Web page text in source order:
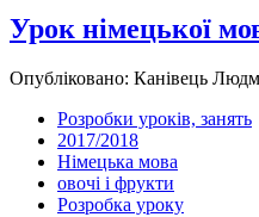
Урок німецької
Опубліковано: Канівець
Розробки уроків, занять
2017/2018
Німецька мова
овочі і фрукти
Розробка уроку